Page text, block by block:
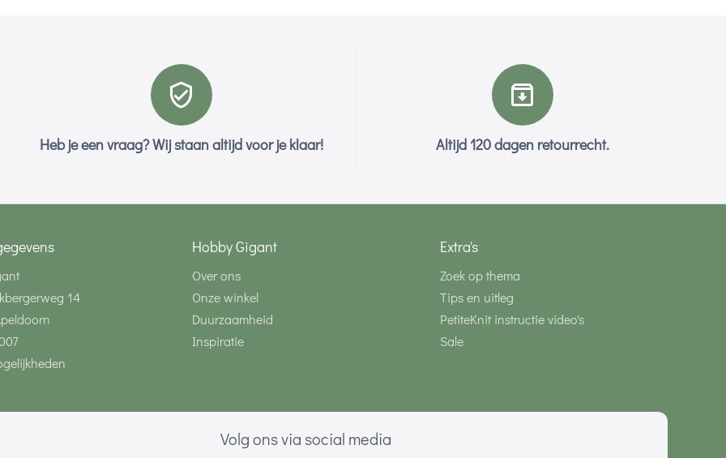
Heb je een vraag? Wij staan altijd voor je klaar! Altijd 120 dagen retourrecht.
14
Hobby Gigant
Over ons
Onze winkel
Duurzaamheid
Inspiratie
Extra's
Zoek op thema
Tips en uitleg
PetiteKnit instructie video's
Sale
Volg ons via social media